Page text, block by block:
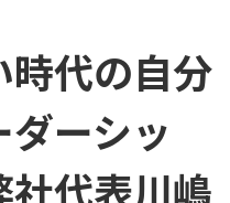
時代の自分
ーシッ
社代表川嶋